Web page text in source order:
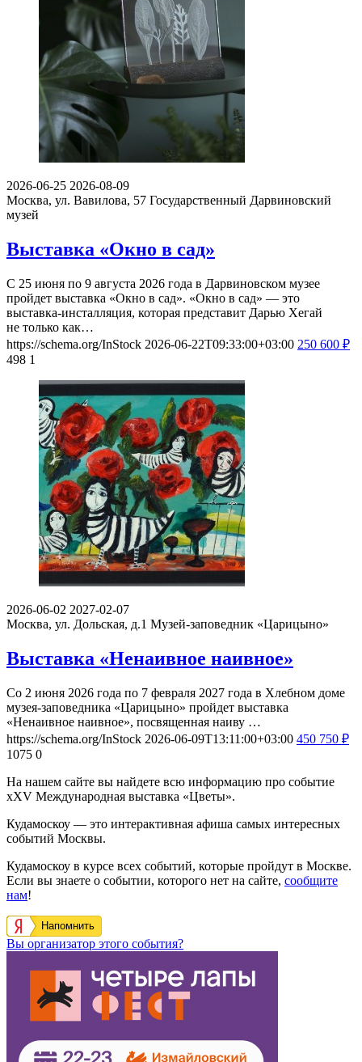
2026-06-25 2026-08-09
Москва, ул. Вавилова, 57 Государственный Дарвиновский
музей
Выставка «Окно в сад»
С 25 июня по 9 августа 2026 года в Дарвиновском музее
пройдет выставка «Окно в сад». «Окно в сад» — это
выставка-инсталляция, которая представит Дарью Хегай
не только как…
https://schema.org/InStock 2026-06-22T09:33:00+03:00 250 600 ₽
498 1
2026-06-02 2027-02-07
Москва, ул. Дольская, д.1 Музей-заповедник «Царицыно»
Выставка «Ненаивное наивное»
Со 2 июня 2026 года по 7 февраля 2027 года в Хлебном доме
музея-заповедника «Царицыно» пройдет выставка
«Ненаивное наивное», посвященная наиву …
https://schema.org/InStock 2026-06-09T13:11:00+03:00 450 750 ₽
1075 0
На нашем сайте вы найдете всю информацию про событие
xXV Международная выставка «Цветы».
Кудамоскоу — это интерактивная афиша самых интересных
событий Москвы.
Кудамоскоу в курсе всех событий, которые пройдут в Москве.
Если вы знаете о событии, которого нет на сайте, сообщите
нам!
Напомнить
Вы организатор этого события?